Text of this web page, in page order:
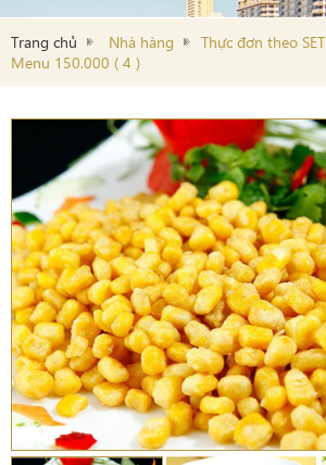
Trang chủ Nhà hàng
Thực đơn theo SET
Menu 150.000 ( 4 )